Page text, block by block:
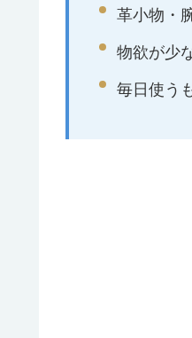
革小物・
物欲が少
毎日使う